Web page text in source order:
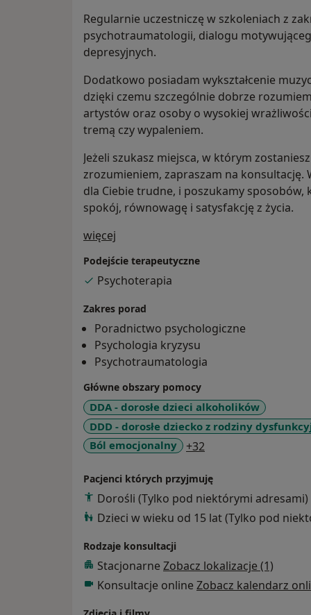
Regularnie uczestniczę w szkoleniach z
psychotraumatologii, dialogu
depresyjnych.
Dodatkowo posiadam wykształcenie
dzięki czemu szczególnie dobrze
artystów oraz osoby o wysokiej
tremą czy wypaleniem.
Jeżeli szukasz miejsca, w którym
zrozumieniem, zapraszam na konsultację.
dla Ciebie trudne, i poszukamy
spokój, równowagę i satysfakcję z życia.
więcej
Podejście terapeutyczne
Psychoterapia
Zakres porad
Poradnictwo psychologiczne
Psychologia kryzysu
Psychotraumatologia
Główne obszary pomocy
DDA - dorosłe dzieci alkoholików
DDD - dorosłe dziecko z rodziny
Ból emocjonalny
+32
Pacjenci których przyjmuję
Dorośli (Tylko pod niektórymi adresami)
Dzieci w wieku od 15 lat (Tylko pod
Rodzaje konsultacji
Stacjonarne Zobacz lokalizacje (1)
Konsultacje online Zobacz kalendarz